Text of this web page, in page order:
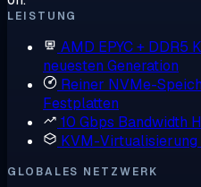
LEISTUNG
AMD EPYC + DDR5
neuesten Generation
Reiner NVMe-
Festplatten
10 Gbps Bandwidth
KVM-Virtualisierung
GLOBALES NETZWERK